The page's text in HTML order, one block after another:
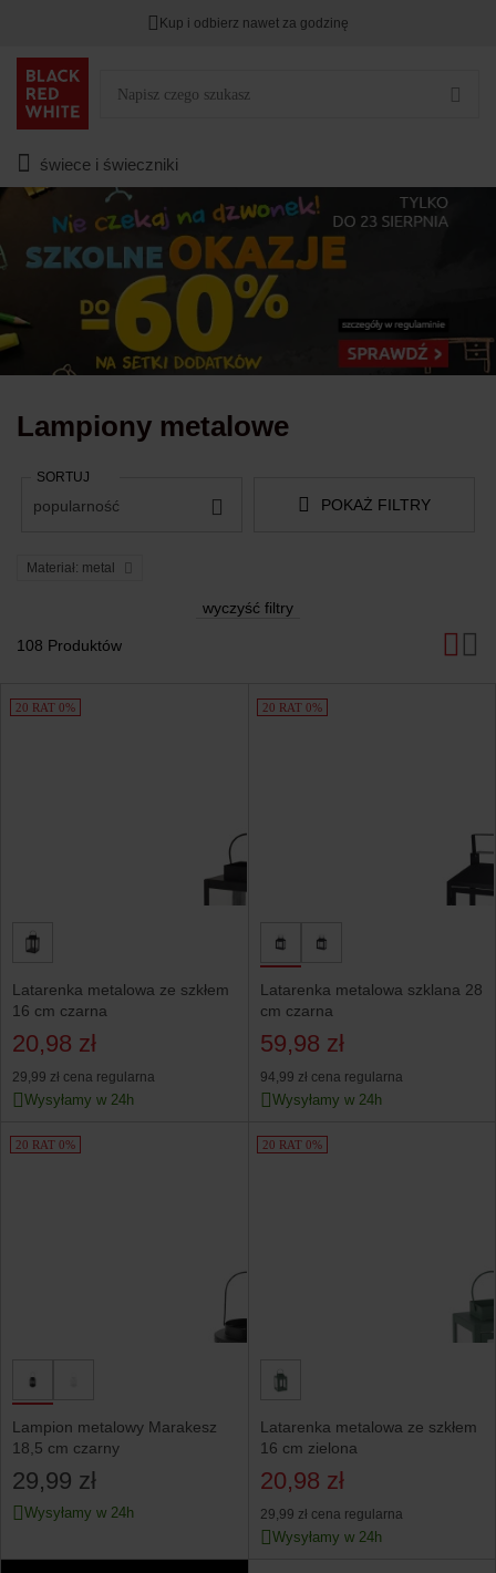
DODATKOWE -3%PRZY ZAKUPIE 2
Kup i odbierz nawet za godzinę
świece i świeczniki
Lampiony metalowe
108 Produktów
POKAŻ FILTRY
Materiał: metal
wyczyść filtry
SORTUJ
popularność
Produkty
20 RAT 0%
Latarenka metalowa ze szkłem
16 cm czarna
20,98 zł
29,99 zł cena regularna
Wysyłamy w 24h
20 RAT 0%
Latarenka metalowa szklana 28
cm czarna
59,98 zł
94,99 zł cena regularna
Wysyłamy w 24h
20 RAT 0%
Lampion metalowy Marakesz
18,5 cm czarny
29,99 zł
Wysyłamy w 24h
20 RAT 0%
Latarenka metalowa ze szkłem
16 cm zielona
20,98 zł
29,99 zł cena regularna
Wysyłamy w 24h